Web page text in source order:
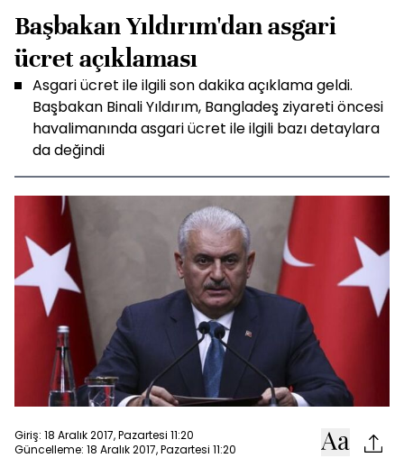
Başbakan Yıldırım'dan asgari
ücret açıklaması
Asgari ücret ile ilgili son dakika açıklama geldi.
Başbakan Binali Yıldırım, Bangladeş ziyareti öncesi
havalimanında asgari ücret ile ilgili bazı detaylara
da değindi
Giriş: 18 Aralık 2017, Pazartesi 11:20
Güncelleme: 18 Aralık 2017, Pazartesi 11:20